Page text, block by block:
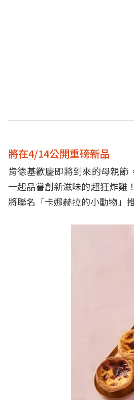
將在4/14公開重磅新品
肯德基歡慶即將到來的母親
一起品嘗創新滋味的超狂炸雞
將聯名「卡娜赫拉的小動物」